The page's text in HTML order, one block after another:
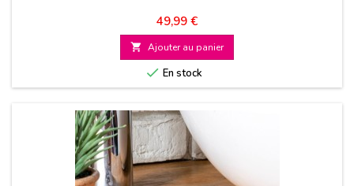
Prix
49,99 €
 Ajouter au panier
 En stock